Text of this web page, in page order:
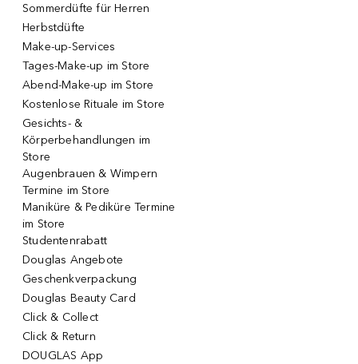
Sommerdüfte für Herren
Herbstdüfte
Make-up-Services
Tages-Make-up im Store
Abend-Make-up im Store
Kostenlose Rituale im Store
Gesichts- &
Körperbehandlungen im
Store
Augenbrauen & Wimpern
Termine im Store
Maniküre & Pediküre Termine
im Store
Studentenrabatt
Douglas Angebote
Geschenkverpackung
Douglas Beauty Card
Click & Collect
Click & Return
DOUGLAS App